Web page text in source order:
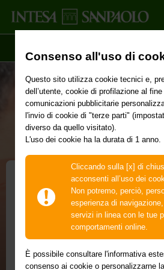
Consenso all'uso di
Questo sito utilizza cookie tecnici e,
dell’utente, cookie di profilazione al
comunicazioni pubblicitarie
l'invio di cookie di "terze parti"
diverso da quello visitato).
L'uso dei cookie ha la durata di 1 anno.
Cliccando sulla [x] di
acconsenti all’uso dei
Non potremo, perciò,
esperienza di
servizi in linea con le tue
comportamenti online.
È possibile consultare l'informativa
consenso ai cookie o personalizzarne
Consigli di
Ricevi consigli
Hai unservizio automatizzatoe